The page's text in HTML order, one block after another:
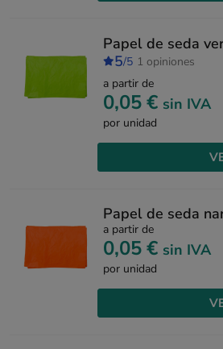
Papel de seda
5/5 1 opiniones
a partir de
0,05 € sin IVA
por unidad
Papel de seda
a partir de
0,05 € sin IVA
por unidad